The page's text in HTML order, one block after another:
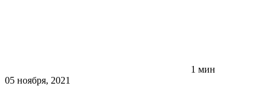
1 мин
05 ноября, 2021